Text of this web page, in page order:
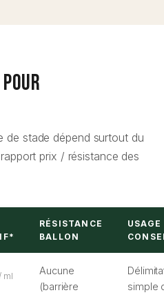
pour
de stade dépend surtout du
prix / résistance des
RÉSISTANCE
BALLON
USAGE
/ ml
Aucune
(barrière
simple